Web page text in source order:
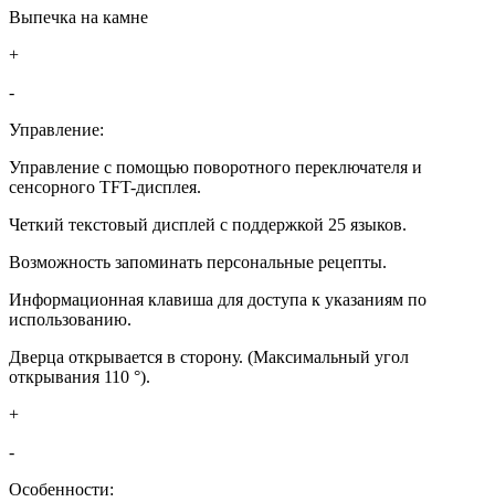
Выпечка на камне
+
-
Управление:
Управление с помощью поворотного переключателя и
сенсорного TFT-дисплея.
Четкий текстовый дисплей с поддержкой 25 языков.
Возможность запоминать персональные рецепты.
Информационная клавиша для доступа к указаниям по
использованию.
Дверца открывается в сторону. (Максимальный угол
открывания 110 °).
+
-
Особенности: